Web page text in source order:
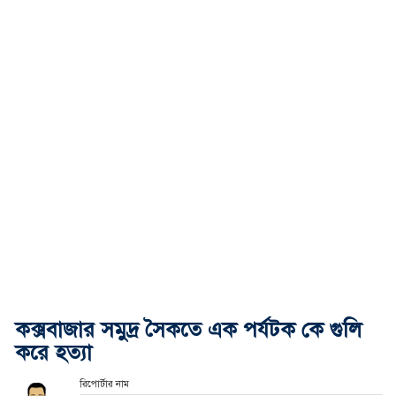
কক্সবাজার সমুদ্র সৈকতে এক পর্যটক কে গুলি
করে হত্যা
রিপোর্টার নাম